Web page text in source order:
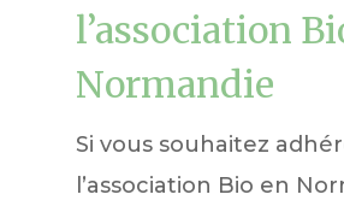
l’association
Normandie
Si vous souhaitez
l’association Bio en